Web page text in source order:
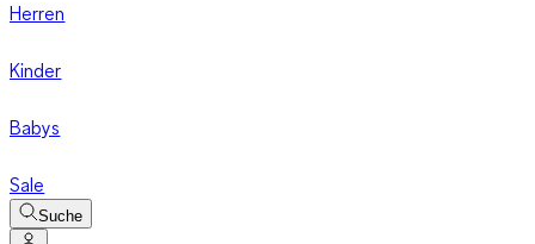
Herren
Kinder
Babys
Sale
Suche